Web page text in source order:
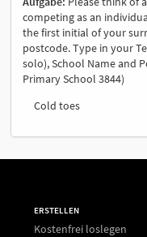
competing as an
the first initial of your
postcode. Type in your
solo), School Name and
Primary School 3844)
Cold toes
ERSTELLEN
Kostenfrei loslegen